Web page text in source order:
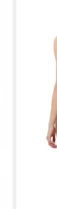
1) 100%